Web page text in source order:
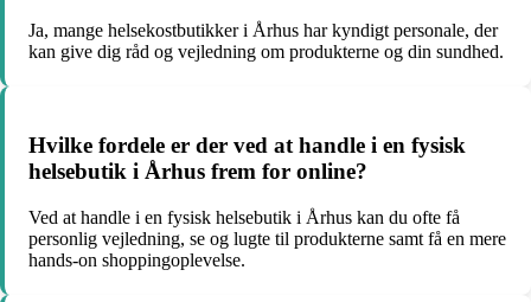
Ja, mange helsekostbutikker i Århus har kyndigt personale, der
kan give dig råd og vejledning om produkterne og din sundhed.
Hvilke fordele er der ved at handle i en fysisk
helsebutik i Århus frem for online?
Ved at handle i en fysisk helsebutik i Århus kan du ofte få
personlig vejledning, se og lugte til produkterne samt få en mere
hands-on shoppingoplevelse.